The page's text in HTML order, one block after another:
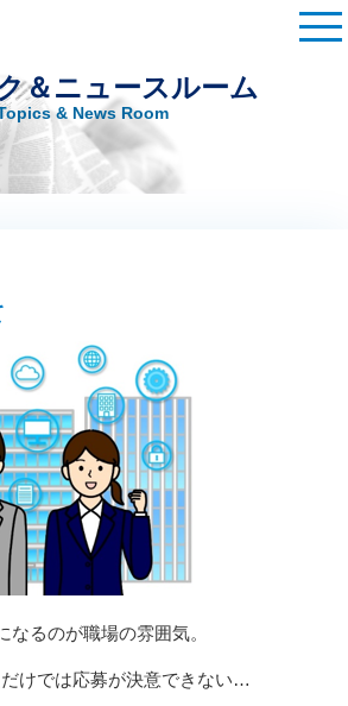
＆ニュースルーム
& News Room
なるのが職場の雰囲気。
けでは応募が決意できない…